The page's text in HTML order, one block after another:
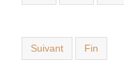
Suivant Fin